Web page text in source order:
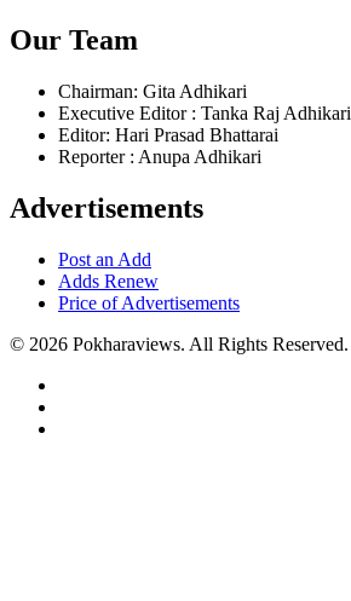
Our Team
Chairman: Gita Adhikari
Executive Editor : Tanka Raj Adhikari
Editor: Hari Prasad Bhattarai
Reporter : Anupa Adhikari
Advertisements
Post an Add
Adds Renew
Price of Advertisements
© 2026 Pokharaviews. All Rights Reserved.